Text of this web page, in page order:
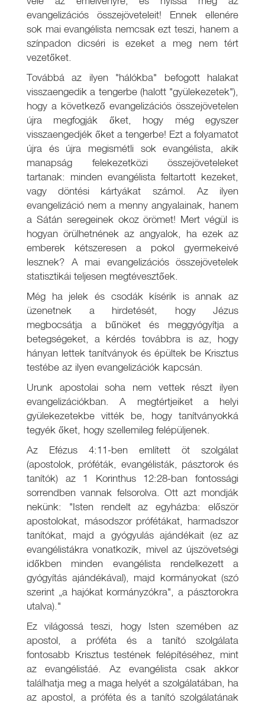
evangelizációs összejöveteleit! Ennek ellenére
sok mai evangélista nemcsak ezt teszi, hanem a
színpadon dicséri is ezeket a meg nem tért
vezetőket.
Továbbá az ilyen "hálókba" befogott halakat
visszaengedik a tengerbe (halott "gyülekezetek"),
hogy a következő evangelizációs összejövetelen
újra megfogják őket, hogy még egyszer
visszaengedjék őket a tengerbe! Ezt a folyamatot
újra és újra megismétli sok evangélista, akik
manapság felekezetközi összejöveteleket
tartanak: minden evangélista feltartott kezeket,
vagy döntési kártyákat számol. Az ilyen
evangelizáció nem a menny angyalainak, hanem
a Sátán seregeinek okoz örömet! Mert végül is
hogyan örülhetnének az angyalok, ha ezek az
emberek kétszeresen a pokol gyermekeivé
lesznek? A mai evangelizációs összejövetelek
statisztikái teljesen megtévesztőek.
Még ha jelek és csodák kísérik is annak az
üzenetnek a hirdetését, hogy Jézus
megbocsátja a bűnöket és meggyógyítja a
betegségeket, a kérdés továbbra is az, hogy
hányan lettek tanítványok és épültek be Krisztus
testébe az ilyen evangelizációk kapcsán.
Urunk apostolai soha nem vettek részt ilyen
evangelizációkban. A megtértjeiket a helyi
gyülekezetekbe vitték be, hogy tanítványokká
tegyék őket, hogy szellemileg felépüljenek.
Az Efézus 4:11-ben említett öt szolgálat
(apostolok, próféták, evangélisták, pásztorok és
tanítók) az 1 Korinthus 12:28-ban fontossági
sorrendben vannak felsorolva. Ott azt mondják
nekünk: "Isten rendelt az egyházba: először
apostolokat, másodszor prófétákat, harmadszor
tanítókat, majd a gyógyulás ajándékait (ez az
evangélistákra vonatkozik, mivel az újszövetségi
időkben minden evangélista rendelkezett a
gyógyítás ajándékával), majd kormányokat (szó
szerint „a hajókat kormányzókra", a pásztorokra
utalva)."
Ez világossá teszi, hogy Isten szemében az
apostol, a próféta és a tanító szolgálata
fontosabb Krisztus testének felépítéséhez, mint
az evangélistáé. Az evangélista csak akkor
találhatja meg a maga helyét a szolgálatában, ha
az apostol, a próféta és a tanító szolgálatának